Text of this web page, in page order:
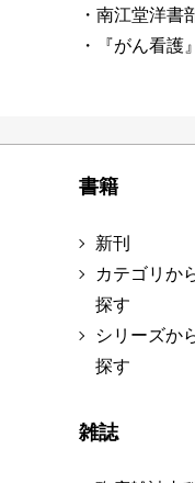
・南江堂洋書
・『がん看護
書籍
新刊
カテゴリか
探す
シリーズか
探す
雑誌